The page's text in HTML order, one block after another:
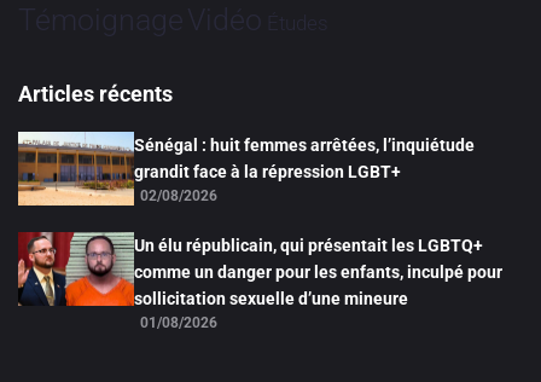
TémoignageVidéo Études
Articles récents
Sénégal : huit femmes arrêtées, l’inquiétude
grandit face à la répression LGBT+
02/08/2026
Un élu républicain, qui présentait les LGBTQ+
comme un danger pour les enfants, inculpé pour
sollicitation sexuelle d’une mineure
01/08/2026